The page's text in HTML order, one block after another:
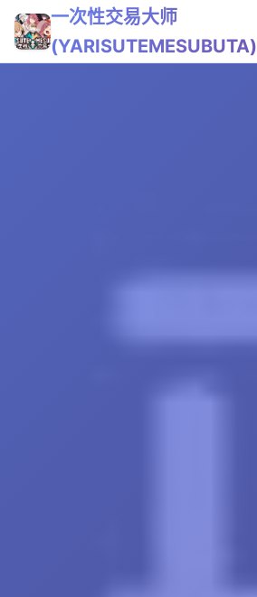
一次性交易大师
(YARISUTEMESUBUTA)